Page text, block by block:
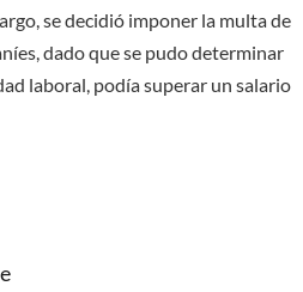
se decidió imponer la multa de
dado que se pudo determinar
laboral, podía superar un salario